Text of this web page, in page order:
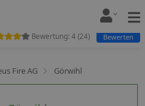
Fire AG Görwihl
Bewertung: 4 (24) Bewerten